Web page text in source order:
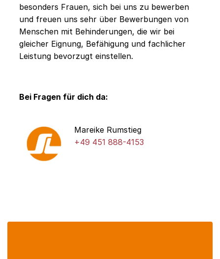
besonders Frauen, sich bei uns zu bewerben
und freuen uns sehr über Bewerbungen von
Menschen mit Behinderungen, die wir bei
gleicher Eignung, Befähigung und fachlicher
Leistung bevorzugt einstellen.
Bei Fragen für dich da:
Mareike Rumstieg
+49 451 888-4153